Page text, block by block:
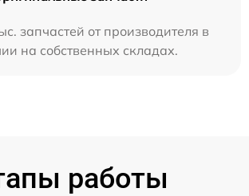
запчастей от производителя в
на собственных складах.
работы